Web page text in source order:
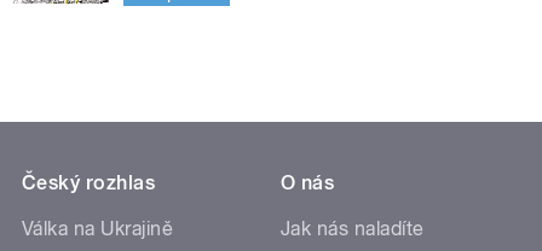
Český rozhlas
Válka na Ukrajině
O nás
Jak nás naladíte